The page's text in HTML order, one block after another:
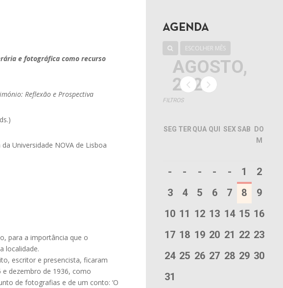
e fotográfica como recurso
Reflexão e Prospectiva
Universidade NOVA de Lisboa
para a importância que o
localidade.
escritor e presencista, ficaram
e dezembro de 1936, como
de fotografias e de um conto: ‘O
AGENDA
ESCOLHER MÊS
AGOSTO,
2026
FILTROS
SEG TER QUA QUI SEX SAB DO
M
- - - - - 1
2
3
4 5 6 7 8
9
10 11 12 13 14 15 16
17 18 19 20 21 22 23
24 25 26 27 28 29 30
31